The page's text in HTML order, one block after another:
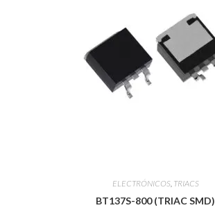
ELECTRÓNICOS, TRIACS
BT137S-800 (TRIAC SMD)